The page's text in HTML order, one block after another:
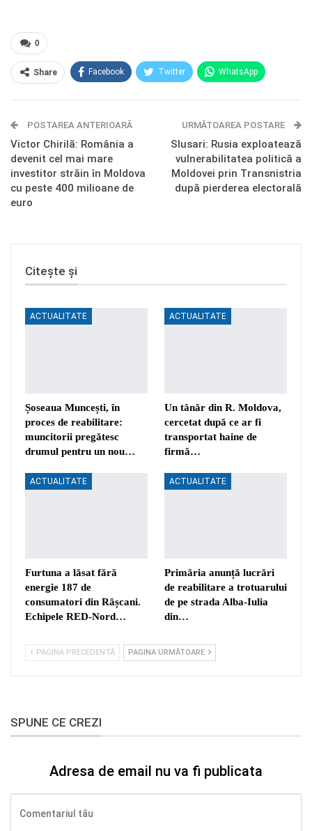
0
Share Facebook Twitter WhatsApp
Telegram OK.ru
POSTAREA ANTERIOARĂ
Victor Chirilă: România a
devenit cel mai mare
investitor străin în Moldova
cu peste 400 milioane de
euro
URMĂTOAREA POSTARE
Slusari: Rusia exploatează
vulnerabilitatea politică a
Moldovei prin Transnistria
după pierderea electorală
Citește și
ACTUALITATE
Șoseaua Muncești, în
proces de reabilitare:
muncitorii pregătesc
drumul pentru un nou…
ACTUALITATE
Un tânăr din R. Moldova,
cercetat după ce ar fi
transportat haine de
firmă…
ACTUALITATE
Furtuna a lăsat fără
energie 187 de
consumatori din Râșcani.
Echipele RED-Nord…
ACTUALITATE
Primăria anunță lucrări
de reabilitare a trotuarului
de pe strada Alba-Iulia
din…
PAGINA PRECEDENTĂ PAGINA URMĂTOARE
SPUNE CE CREZI
Adresa de email nu va fi publicata